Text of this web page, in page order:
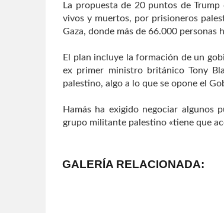
La propuesta de 20 puntos de
vivos y muertos, por prisioneros
Gaza, donde más de 66.000 personas
El plan incluye la formación de un
ex primer ministro británico Tony
palestino, algo a lo que se opone el
Hamás ha exigido negociar algunos
grupo militante palestino «tiene que
GALERÍA RELACIONADA: